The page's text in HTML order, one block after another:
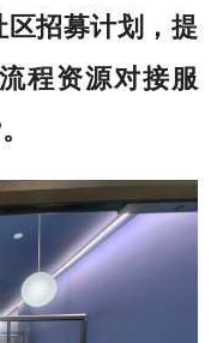
区招募计划，提
程资源对接服